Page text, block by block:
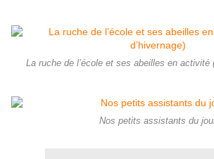
La ruche de l’école et ses abeilles en activité
Nos petits assistants du